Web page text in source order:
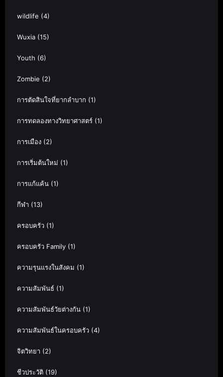
wildlife (4)
Wuxia (15)
Youth (6)
Zombie (2)
การตัดสินใจที่ยากลำบาก (1)
การทดลองทางวิทยาศาสตร์ (1)
การเมือง (2)
การเริ่มต้นใหม่ (1)
การแก้แค้น (1)
กีฬา (13)
ครอบครัว (1)
ครอบครัว Family (1)
ความรุนแรงในสังคม (1)
ความสัมพันธ์ (1)
ความสัมพันธ์วัยต่างกัน (1)
ความสัมพันธ์ในครอบครัว (4)
จิตวิทยา (2)
ชีวประวัติ (19)